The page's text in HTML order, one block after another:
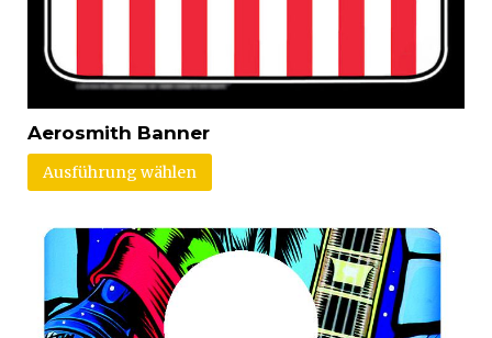
Aerosmith Banner
Ausführung wählen